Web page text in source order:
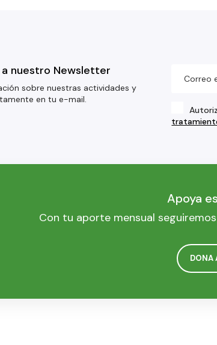
nuestro Newsletter
sobre nuestras actividades y
en tu e-mail.
Apoya
Con tu aporte mensual
DONA